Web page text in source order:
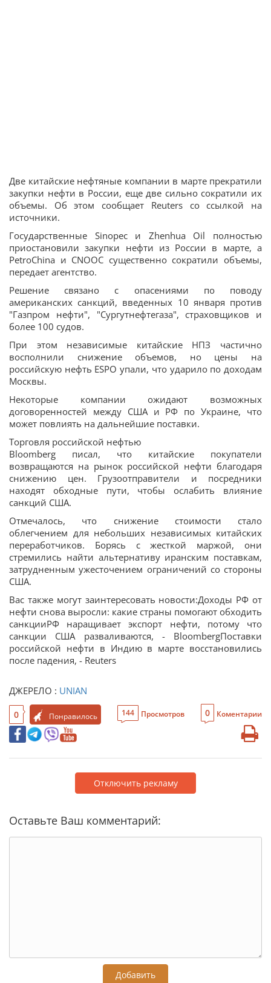
Две китайские нефтяные компании в марте прекратили
закупки нефти в России, еще две сильно сократили их
объемы. Об этом сообщает Reuters со ссылкой на
источники.
Государственные Sinopec и Zhenhua Oil полностью
приостановили закупки нефти из России в марте, а
PetroChina и CNOOC существенно сократили объемы,
передает агентство.
Решение связано с опасениями по поводу
американских санкций, введенных 10 января против
"Газпром нефти", "Сургутнефтегаза", страховщиков и
более 100 судов.
При этом независимые китайские НПЗ частично
восполнили снижение объемов, но цены на
российскую нефть ESPO упали, что ударило по доходам
Москвы.
Некоторые компании ожидают возможных
договоренностей между США и РФ по Украине, что
может повлиять на дальнейшие поставки.
Торговля российской нефтью
Bloomberg писал, что китайские покупатели
возвращаются на рынок российской нефти благодаря
снижению цен. Грузоотправители и посредники
находят обходные пути, чтобы ослабить влияние
санкций США.
Отмечалось, что снижение стоимости стало
облегчением для небольших независимых китайских
переработчиков. Борясь с жесткой маржой, они
стремились найти альтернативу иранским поставкам,
затрудненным ужесточением ограничений со стороны
США.
Вас также могут заинтересовать новости:Доходы РФ от
нефти снова выросли: какие страны помогают обходить
санкцииРФ наращивает экспорт нефти, потому что
санкции США разваливаются, - BloombergПоставки
российской нефти в Индию в марте восстановились
после падения, - Reuters
ДЖЕРЕЛО : UNIAN
0 Понравилось 144 Просмотров 0 Коментарии
Отключить рекламу
Оставьте Ваш комментарий:
Добавить